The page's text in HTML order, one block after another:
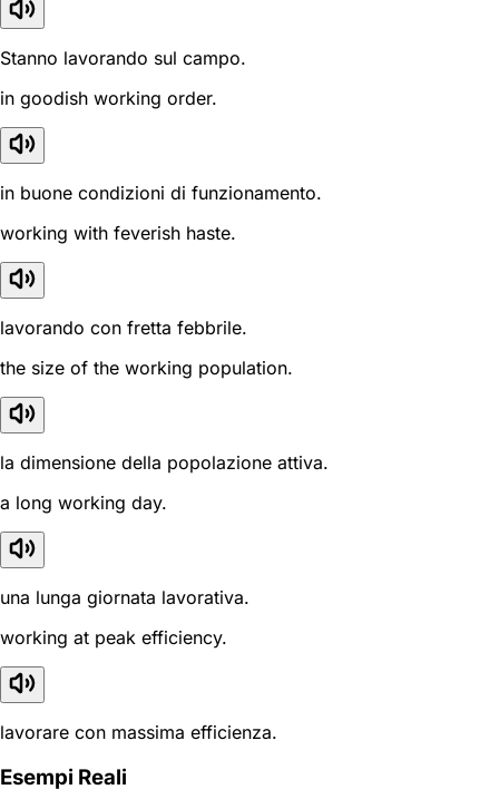
Stanno lavorando sul campo.
in goodish working order.
in buone condizioni di funzionamento.
working with feverish haste.
lavorando con fretta febbrile.
the size of the working population.
la dimensione della popolazione attiva.
a long working day.
una lunga giornata lavorativa.
working at peak efficiency.
lavorare con massima efficienza.
Esempi Reali